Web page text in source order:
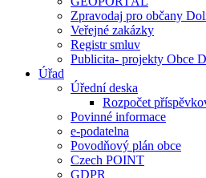
Zpravodaj pro občany
Veřejné zakázky
Registr smluv
Publicita- projekty Obce
Úřad
Úřední deska
Rozpočet
Povinné informace
e-podatelna
Povodňový plán obce
Czech POINT
GDPR